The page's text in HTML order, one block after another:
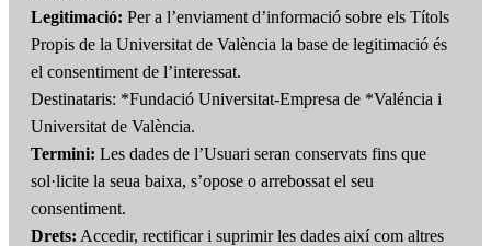
Legitimació: Per a l’enviament d’informació sobre els Títols
Propis de la Universitat de València la base de legitimació és
el consentiment de l’interessat.
Destinataris: *Fundació Universitat-Empresa de *Valéncia i
Universitat de València.
Termini: Les dades de l’Usuari seran conservats fins que
sol·licite la seua baixa, s’opose o arrebossat el seu
consentiment.
Drets: Accedir, rectificar i suprimir les dades així com altres